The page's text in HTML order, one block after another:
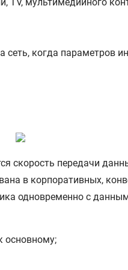
сеть, когда параметров
скорость передачи
в корпоративных,
одновременно с
основному;